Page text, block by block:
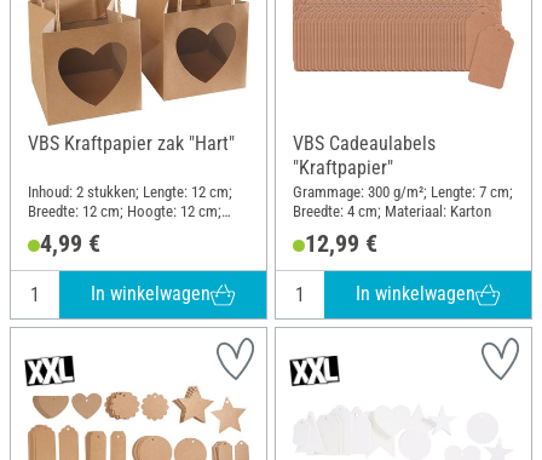
VBS Kraftpapier zak "Hart"
Inhoud: 2 stukken; Lengte: 12 cm;
Breedte: 12 cm; Hoogte: 12 cm;
4,99 €
In winkelwagen
VBS Cadeaulabels
"Kraftpapier"
Grammage: 300 g/m²; Lengte: 7 cm;
Breedte: 4 cm; Materiaal: Karton
12,99 €
In winkelwagen